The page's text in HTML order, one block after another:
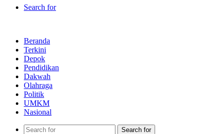
Search for
Beranda
Terkini
Depok
Pendidikan
Dakwah
Olahraga
Politik
UMKM
Nasional
Search for